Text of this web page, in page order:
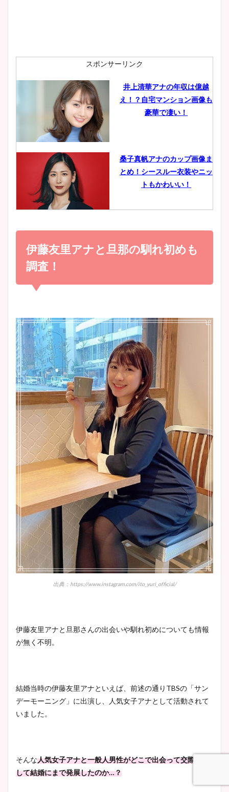
肉も凄い！
鈴木唯の太ってた時の体重が
ヤバすぎww原因や痩せたダ
豊島実季アナのカップ画像ま
とめ！美脚や水着姿に年齢も
宇賀神メグアナのニット画像
池谷実悠アナのメガネ画像が
かわいい！カップや水着姿も
まとめた！
スポンサーリンク
井上清華アナの年収は億越
え！？自宅マンション画像も
豪華で凄い！
桑子真帆アナのカップ画像ま
とめ！シースルー衣装やニッ
トもかわいい！
小室瑛莉子のカップ画像まと
め！足が美脚でニット衣装も
かわいい！
像！身長やカップ、同期や
wikiプロフもチェック！
大家彩香アナのかわいいカッ
プ画像まとめ！同期や実家に
wikiプロフも！
安藤萌々アナのカップ画像や
ニット衣装まとめ！美足の筋
肉も凄い！
鈴木唯の太ってた時の体重が
ヤバすぎww原因や痩せたダ
イエット方は？昔と現在を画
像比較！
凄い！
まとめた！
伊藤友里アナと旦那の馴れ初めも
調査！
出典：https://www.instagram.com/ito_yuri_official/
伊藤友里アナと旦那さんの出会いや馴れ初めについても情報
が無く不明。
結婚当時の伊藤友里アナといえば、前述の通りTBSの「サン
デーモーニング」に出演し、人気女子アナとして活動されて
いました。
そんな人気女子アナと一般人男性がどこで出会って交際、そ
して結婚にまで発展したのか…？